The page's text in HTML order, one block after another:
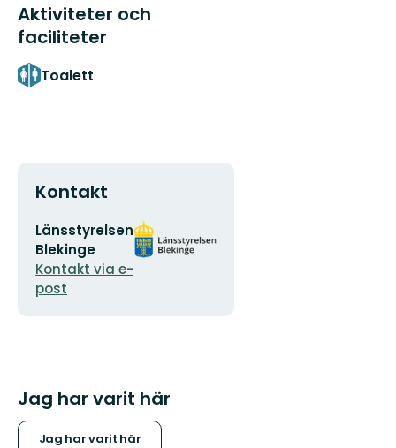
Aktiviteter och
faciliteter
Toalett
Kontakt
E-
postadress
Länsstyrelsen
Blekinge
Kontakt via e-
post
Organisationens
logotyp
Jag har varit här
Jag har varit här